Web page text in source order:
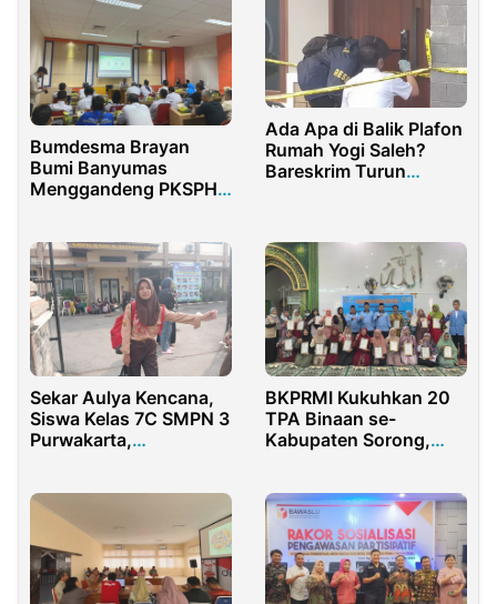
Bumdesma Brayan
Bumi Banyumas
Menggandeng PKSPH
Desa
Ada Apa di Balik Plafon
Rumah Yogi Saleh?
Bareskrim Turun
Sekar Aulya Kencana,
Siswa Kelas 7C SMPN 3
Purwakarta,
di Pramuka Blok
Wanakula
BKPRMI Kukuhkan 20
TPA Binaan se-
Kabupaten Sorong,